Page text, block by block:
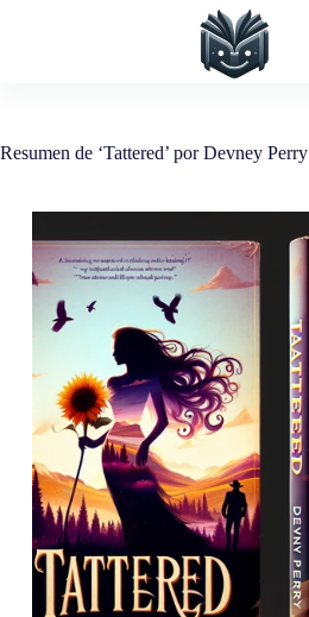
Resumen de ‘Tattered’ por Devney Perry